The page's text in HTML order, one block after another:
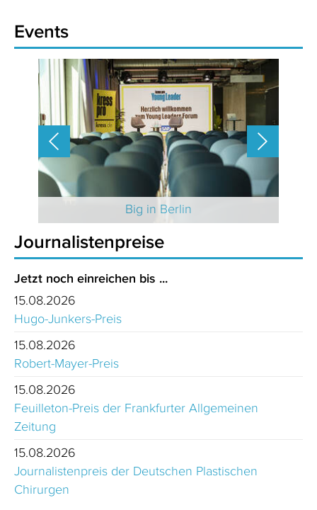
Events
Big in Berlin
Journalistenpreise
Jetzt noch einreichen bis ...
15.08.2026
Hugo-Junkers-Preis
15.08.2026
Robert-Mayer-Preis
15.08.2026
Feuilleton-Preis der Frankfurter Allgemeinen
Zeitung
15.08.2026
Journalistenpreis der Deutschen Plastischen
Chirurgen